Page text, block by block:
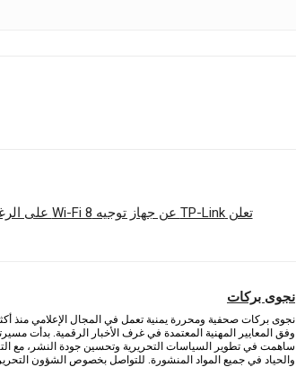
تعلن TP-Link عن جهاز توجيه Wi-Fi 8 على الرغم من عدم وجود المعيار بعد
نجوى بركات
نجوى بركات صحفية ومحررة يمنية تعمل في المجال الإعلامي منذ
وفق المعايير المهنية المعتمدة في غرف الأخبار الرقمية. بدأت
ساهمت في تطوير السياسات التحريرية وتحسين جودة النشر، مع
والحياد في جميع المواد المنشورة. للتواصل بخصوص الشؤون